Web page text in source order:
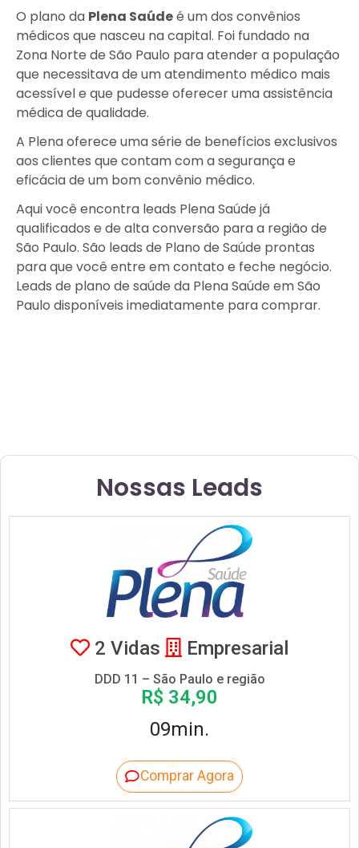
O plano da Plena Saúdeé um dos convênios
médicos que nasceu na capital. Foi fundado na
Zona Norte de São Paulo para atender a população
que necessitava de um atendimento médico mais
acessível e que pudesse oferecer uma assistência
médica de qualidade.
A Plena oferece uma série de benefícios exclusivos
aos clientes que contam com a segurança e
eficácia de um bom convênio médico.
Aqui você encontra leads Plena Saúde já
qualificados e de alta conversão para a região de
São Paulo. São leads de Plano de Saúde prontas
para que você entre em contato e feche negócio.
Leads de plano de saúde da Plena Saúde em São
Paulo disponíveis imediatamente para comprar.
Nossas Leads
2 Vidas Empresarial
DDD 11 – São Paulo e região
R$ 34,90
09min.
Comprar Agora